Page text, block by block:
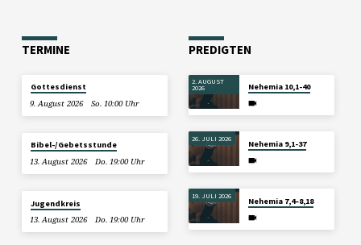
TERMINE
Gottesdienst
9. August 2026
So. 10:00 Uhr
Bibel-/Gebetsstunde
13. August 2026
Do. 19:00 Uhr
Jugendkreis
13. August 2026
Do. 19:00 Uhr
PREDIGTEN
2. AUGUST
2026 Nehemia 10,1-40
26. JULI 2026
Nehemia 9,1-37
19. JULI 2026
Nehemia 7,4–8,18